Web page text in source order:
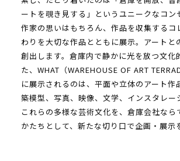
ートを覗き見する」というユニークなコン
作家の思いはもちろん、作品を収集するコ
わりを大切な作品とともに展示。アートと
創出します。倉庫内で静かに光を放つ文化
た、WHAT（WAREHOUSE OF ART
に展示されるのは、平面や立体のアート作
築模型、写真、映像、文学、インスタレー
これらの多様な芸術文化を、倉庫会社なら
かたちとして、新たな切り口で企画・展示